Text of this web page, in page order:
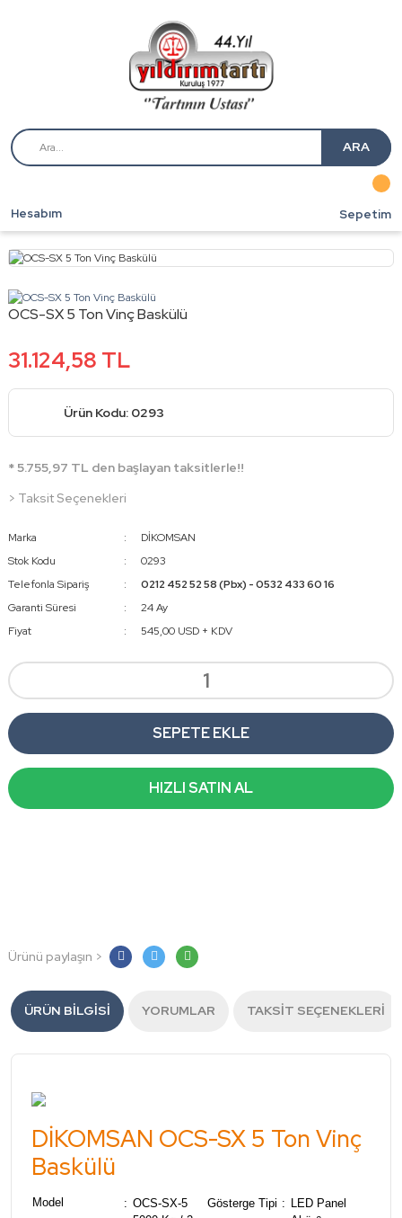
ARA
Hesabım Sepetim
OCS-SX 5 Ton Vinç Baskülü
31.124,58 TL
Ürün Kodu: 0293
* 5.755,97 TL den başlayan taksitlerle!!
> Taksit Seçenekleri
Marka
DİKOMSAN
Stok Kodu
0293
Telefonla Sipariş
0212 452 52 58 (Pbx) - 0532 433 60 16
Garanti Süresi
24 Ay
Fiyat
545,00 USD + KDV
SEPETE EKLE
HIZLI SATIN AL
Ürünü paylaşın >
ÜRÜN BILGISI YORUMLAR TAKSIT SEÇENEKLERI
DİKOMSAN OCS-SX 5 Ton Vinç
Baskülü
Model : OCS-SX-5 Gösterge Tipi :
LED Panel